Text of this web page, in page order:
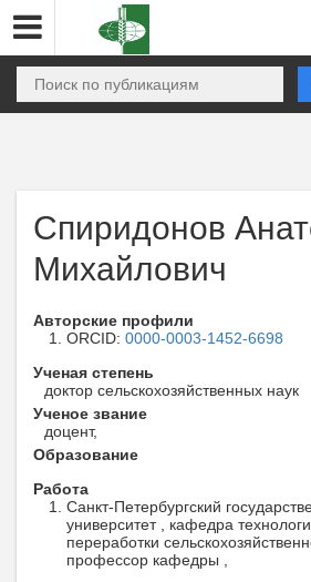
Спиридонов
Михайлович
Авторские профили
ORCID: 0000-0003-1452-6698
Ученая степень
доктор сельскохозяйственных наук
Ученое звание
доцент,
Образование
Работа
Санкт-Петербургский
университет , кафедра
переработки
профессор кафедры ,